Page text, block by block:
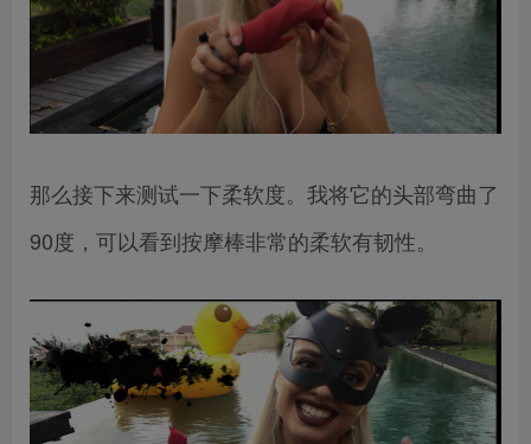
那么接下来测试一下柔软度。我将它的头部弯曲了
90度，可以看到按摩棒非常的柔软有韧性。